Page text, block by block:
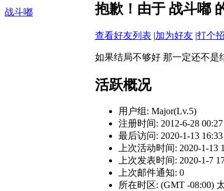
战斗嘟 抱歉！由于 战斗嘟
查看好友列表 |加为好友 |打个
如果结局不够好 那一定还不是
活跃概况
用户组: Major(Lv.5)
注册时间: 2012-6-28 00:27
最后访问: 2020-1-13 16:33
上次活动时间: 2020-1-13
上次发表时间: 2020-1-7
上次邮件通知: 0
所在时区: (GMT -08:00)